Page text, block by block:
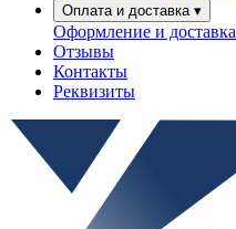
Оплата и доставка ▾
Оформление и доставка
Отзывы
Контакты
Реквизиты